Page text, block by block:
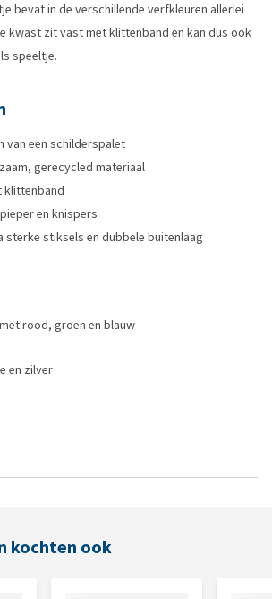
bevat in de verschillende verfkleuren allerlei
kwast zit vast met klittenband en kan dus ook
speeltje.
van een schilderspalet
gerecycled materiaal
klittenband
en knispers
sterke stiksels en dubbele buitenlaag
rood, groen en blauw
en zilver
kochten ook